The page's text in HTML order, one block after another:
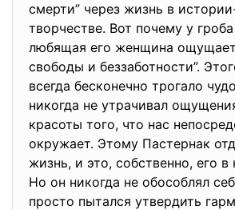
смерти” через жизнь в
творчестве. Вот почему у
любящая его женщина ощущает
свободы и беззаботности”.
всегда бесконечно трогало
никогда не утрачивал
красоты того, что нас
окружает. Этому Пастернак
жизнь, и это, собственно, его
Но он никогда не обособлял
просто пытался утвердить